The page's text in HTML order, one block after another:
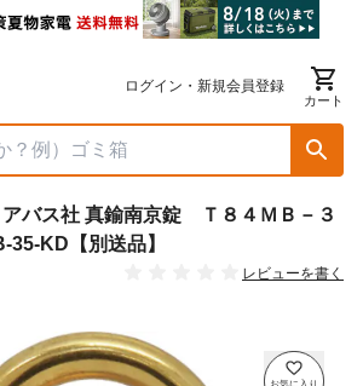
ログイン・新規会員登録
カート
アバス社 真鍮南京錠 Ｔ８４ＭＢ－３
KD【別送品】
レビューを書く